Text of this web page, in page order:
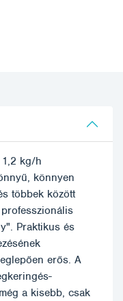
kg/h
könnyen
többek között
Praktikus és
erős. A
a kisebb, csak